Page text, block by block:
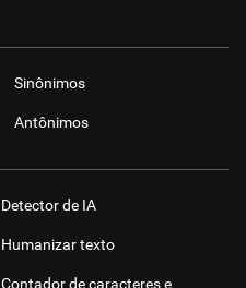
Sinônimos
Antônimos
Detector de IA
Humanizar texto
Contador de caracteres e